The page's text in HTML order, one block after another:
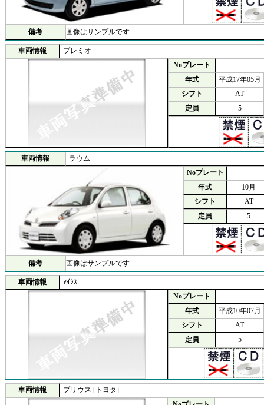
備考 画像はサンプルです
車両情報
プレミオ
Noプレート
年式
平成17年05月
シフト
AT
定員
5
車両情報
ラウム
Noプレート
年式
10月
シフト
AT
定員
5
備考 画像はサンプルです
車両情報
ｱｲｼｽ
Noプレート
年式
平成10年07月
シフト
AT
定員
5
車両情報
プリウス [トヨタ]